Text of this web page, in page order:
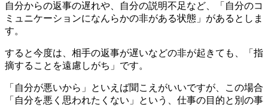
自分からの返事の遅れや、自分の説明不足など、「自分のコ
ミュニケーションになんらかの非がある状態」があるとしま
す。
すると今度は、相手の返事が遅いなどの非が起きても、「指
摘することを遠慮しがち」です。
「自分が悪いから」といえば聞こえがいいですが、この場合
「自分を悪く思われたくない」という、仕事の目的と別の事